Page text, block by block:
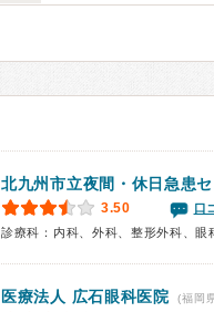
北九州市立夜間・休日急患
3.50
口
診療科：内科、外科、整形外科、
医療法人 広石眼科医院 (福岡